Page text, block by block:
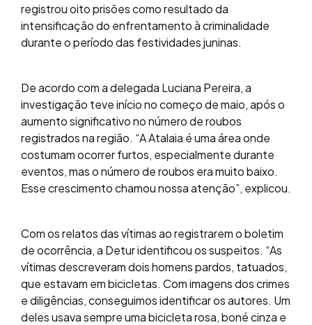
registrou oito prisões como resultado da
intensificação do enfrentamento à criminalidade
durante o período das festividades juninas.
De acordo com a delegada Luciana Pereira, a
investigação teve início no começo de maio, após o
aumento significativo no número de roubos
registrados na região. “A Atalaia é uma área onde
costumam ocorrer furtos, especialmente durante
eventos, mas o número de roubos era muito baixo.
Esse crescimento chamou nossa atenção”, explicou.
Com os relatos das vítimas ao registrarem o boletim
de ocorrência, a Detur identificou os suspeitos. “As
vítimas descreveram dois homens pardos, tatuados,
que estavam em bicicletas. Com imagens dos crimes
e diligências, conseguimos identificar os autores. Um
deles usava sempre uma bicicleta rosa, boné cinza e